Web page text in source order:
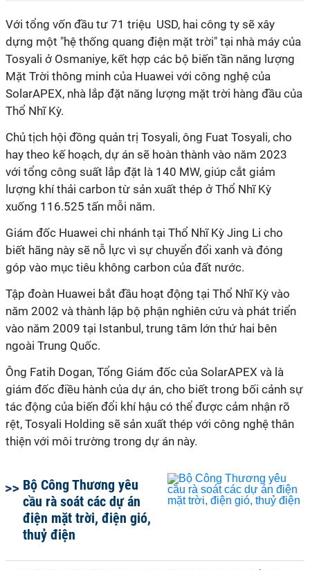
Với tổng vốn đầu tư 71 triệu USD, hai công ty sẽ xây
dựng một "hệ thống quang điện mặt trời" tại nhà máy của
Tosyali ở Osmaniye, kết hợp các bộ biến tần năng lượng
Mặt Trời thông minh của Huawei với công nghệ của
SolarAPEX, nhà lắp đặt năng lượng mặt trời hàng đầu của
Thổ Nhĩ Kỳ.
Chủ tịch hội đồng quản trị Tosyali, ông Fuat Tosyali, cho
hay theo kế hoạch, dự án sẽ hoàn thành vào năm 2023
với tổng công suất lắp đặt là 140 MW, giúp cắt giảm
lượng khí thải carbon từ sản xuất thép ở Thổ Nhĩ Kỳ
xuống 116.525 tấn mỗi năm.
Giám đốc Huawei chi nhánh tại Thổ Nhĩ Kỳ Jing Li cho
biết hãng này sẽ nỗ lực vì sự chuyển đổi xanh và đóng
góp vào mục tiêu không carbon của đất nước.
Tập đoàn Huawei bắt đầu hoạt động tại Thổ Nhĩ Kỳ vào
năm 2002 và thành lập bộ phận nghiên cứu và phát triển
vào năm 2009 tại Istanbul, trung tâm lớn thứ hai bên
ngoài Trung Quốc.
Ông Fatih Dogan, Tổng Giám đốc của SolarAPEX và là
giám đốc điều hành của dự án, cho biết trong bối cảnh sự
tác động của biến đổi khí hậu có thể được cảm nhận rõ
rệt, Tosyali Holding sẽ sản xuất thép với công nghệ thân
thiện với môi trường trong dự án này.
Bộ Công Thương yêu
cầu rà soát các dự án
điện mặt trời, điện gió,
thuỷ điện